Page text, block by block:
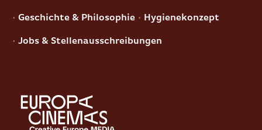
Geschichte & Philosophie Hygienekonzept
Jobs & Stellenausschreibungen